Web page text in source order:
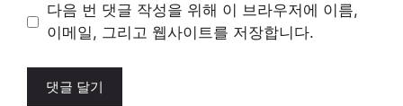
트
다음 번 댓글 작성을 위해 이 브라우저에 이름,
이메일, 그리고 웹사이트를 저장합니다.